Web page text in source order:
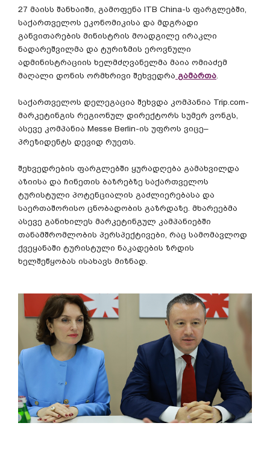
27 მაისს შანხაიში, გამოფენა ITB China-ს ფარგლებში,
საქართველოს ეკონომიკისა და მდგრადი
განვითარების მინისტრის მოადგილე ირაკლი
ნადარეშვილმა და ტურიზმის ეროვნული
ადმინისტრაციის ხელმძღვანელმა მაია ომიაძემ
მაღალი დონის ორმხრივი შეხვედრა გამართა.
საქართველოს დელეგაცია შეხვდა კომპანია Trip.com-
მარკეტინგის რეგიონულ დირექტორს სუმერ ვონგს,
ასევე კომპანია Messe Berlin-ის უფროს ვიცე–
პრეზიდენტს დევიდ რუეთს.
შეხვედრების ფარგლებში ყურადღება გამახვილდა
აზიისა და ჩინეთის ბაზრებზე საქართველოს
ტურისტული პოტენციალის გაძლიერებასა და
საერთაშორისო ცნობადობის გაზრდაზე მხარეებმა
ასევე განიხილეს მარკეტინგულ კამპანიებში
თანამშრომლობის პერსპექტივები რაც სამომავლოდ
ქვეყანაში ტურისტული ნაკადების ზრდის
ხელშეწყობას ისახავს მიზნად